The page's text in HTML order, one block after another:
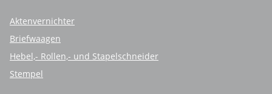
Aktenvernichter
Briefwaagen
Hebel,- Rollen,- und Stapelschneider
Stempel